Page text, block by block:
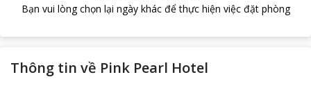
Bạn vui lòng chọn lại ngày khác để thực hiện việc đặt phòng
Thông tin về Pink Pearl Hotel